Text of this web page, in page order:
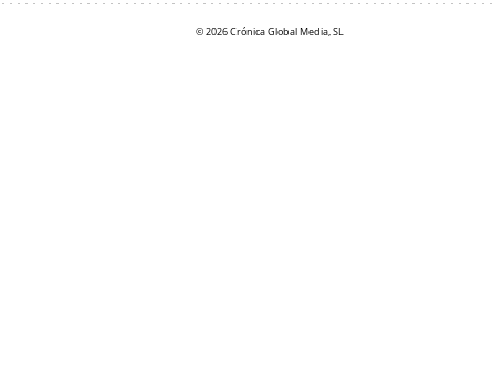
© 2026 Crónica Global Media, SL